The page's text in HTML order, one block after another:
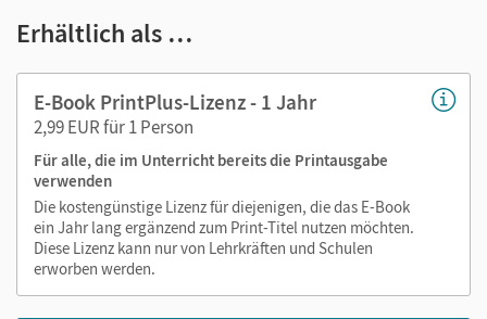
Text ergänzen
im Text suchen
zoomen
Die Medien sind wichtige Bestandteile dieses E-Books. Sie
sind seitengenau platziert, damit Sie und Ihre Schüler/-innen
jederzeit unkompliziert darauf zugreifen können. So
gestalten Sie das Lehren und Lernen zeitsparend und
abwechslungsreich. Kein Medienwechsel! Kein
zeitaufwendiges Suchen!
Erhältlich als …
E-Book PrintPlus-Lizenz - 1 Jahr
2,99 EUR für 1 Person
Für alle, die im Unterricht bereits die Printausgabe
verwenden
Die kostengünstige Lizenz für diejenigen, die das E-Book
ein Jahr lang ergänzend zum Print-Titel nutzen möchten.
Diese Lizenz kann nur von Lehrkräften und Schulen
erworben werden.